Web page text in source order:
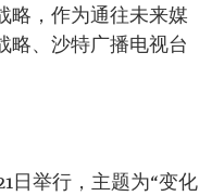
略，作为通往未来媒
略、沙特广播电视台
日举行，主题为“变化